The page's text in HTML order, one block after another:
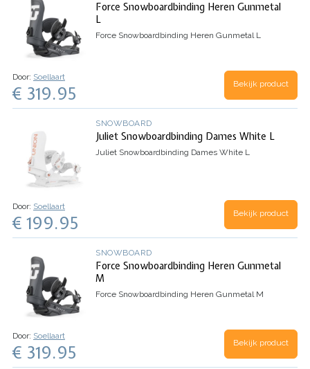
Force Snowboardbinding Heren Gunmetal
L
Force Snowboardbinding Heren Gunmetal L
Door: Soellaart
€ 319.95 Bekijk product
SNOWBOARD
Juliet Snowboardbinding Dames White L
Juliet Snowboardbinding Dames White L
Door: Soellaart
€ 199.95 Bekijk product
SNOWBOARD
Force Snowboardbinding Heren Gunmetal
M
Force Snowboardbinding Heren Gunmetal M
Door: Soellaart
€ 319.95 Bekijk product